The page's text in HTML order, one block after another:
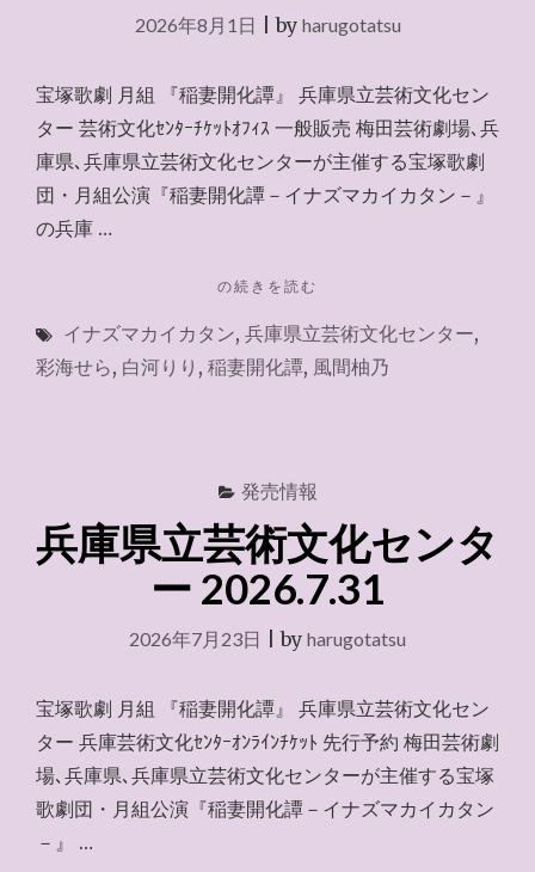
2026年8月1日 |by harugotatsu
宝塚歌劇 月組 『稲妻開化譚』 兵庫県立芸術文化セン
ター 芸術文化ｾﾝﾀｰﾁｹｯﾄｵﾌｨｽ 一般販売 梅田芸術劇場､兵
庫県､兵庫県立芸術文化センターが主催する宝塚歌劇
団・月組公演『稲妻開化譚－イナズマカイカタン－』
の兵庫 …
"兵
県
立
セ
タ
ー
2026.8.2"
の続きを読む
イナズマカイカタン, 兵庫県立芸術文化センター,
彩海せら, 白河りり , 稲妻開化譚, 風間柚乃
発売情報
兵庫県立芸術文化センタ
ー 2026.7.31
2026年7月23日 |by harugotatsu
宝塚歌劇 月組 『稲妻開化譚』 兵庫県立芸術文化セン
ター 兵庫芸術文化ｾﾝﾀｰｵﾝﾗｲﾝﾁｹｯﾄ 先行予約 梅田芸術劇
場､兵庫県､兵庫県立芸術文化センターが主催する宝塚
歌劇団・月組公演『稲妻開化譚－イナズマカイカタン
－』 …